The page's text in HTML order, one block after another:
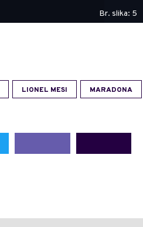
Br. slika: 5
LIONEL MESI MARADONA